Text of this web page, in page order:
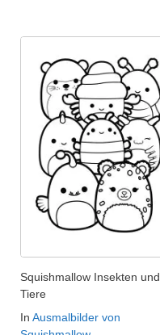
Squishmallow Insekten und
Tiere
In Ausmalbilder von